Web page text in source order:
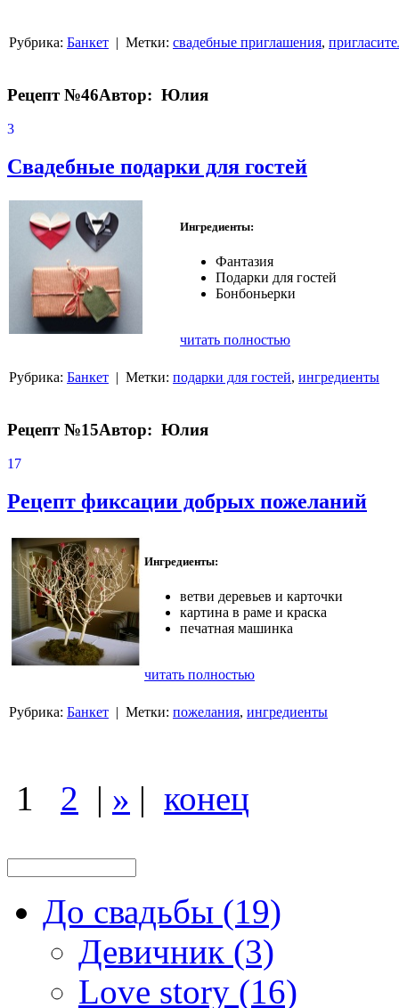
Рубрика: Банкет | Метки: свадебные приглашения,
Рецепт №46Автор: Юлия
3
Свадебные подарки для гостей
Ингредиенты:
Фантазия
Подарки для гостей
Бонбоньерки
читать полностью
Рубрика: Банкет | Метки: подарки для гостей, ингредиенты
Рецепт №15Автор: Юлия
17
Рецепт фиксации добрых пожеланий
Ингредиенты:
ветви деревьев и карточки
картина в раме и краска
печатная машинка
читать полностью
Рубрика: Банкет | Метки: пожелания, ингредиенты
1 2 | » | конец
До свадьбы (19)
Девичник (3)
Love story (16)